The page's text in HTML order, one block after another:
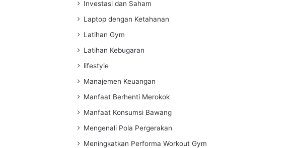
Investasi dan Saham
Laptop dengan Ketahanan
Latihan Gym
Latihan Kebugaran
lifestyle
Manajemen Keuangan
Manfaat Berhenti Merokok
Manfaat Konsumsi Bawang
Mengenali Pola Pergerakan
Meningkatkan Performa Workout Gym